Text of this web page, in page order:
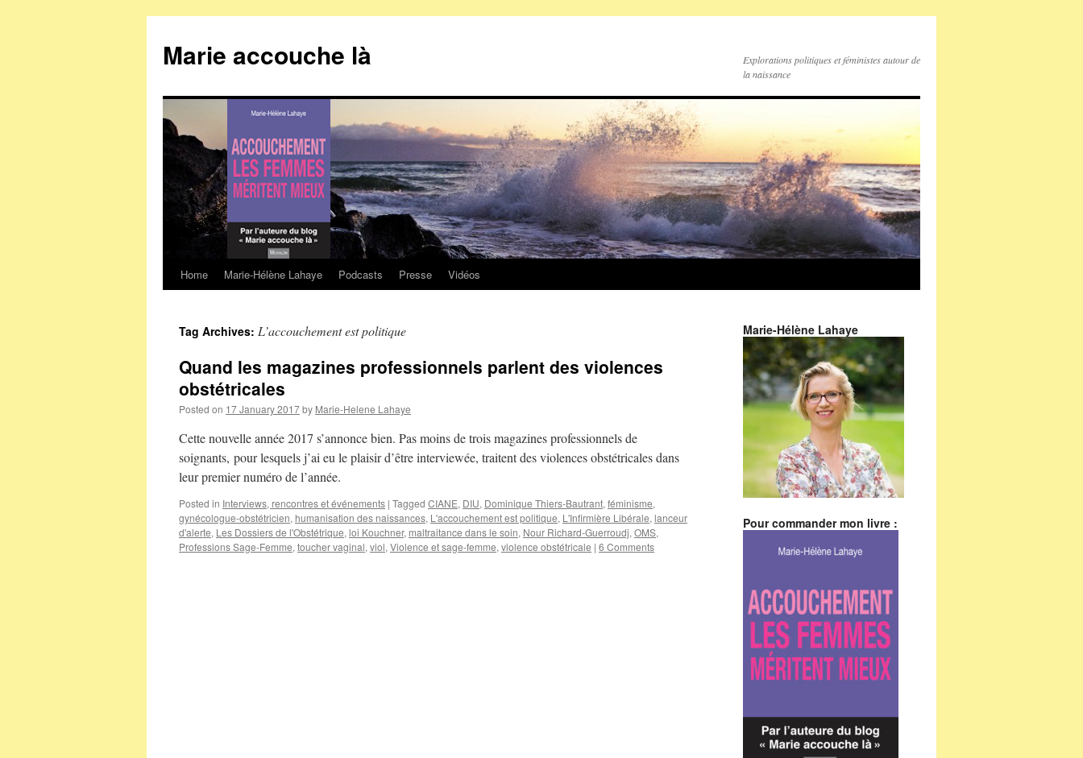
Marie accouche là
Explorations politiques et féministes autour de
la naissance
Skip
content
Home Marie-Hélène Lahaye Podcasts Presse Vidéos
Tag Archives: L’accouchement est politique
Quand les magazines professionnels parlent des violences
obstétricales
Posted on 17 January 2017by Marie-Helene Lahaye
Cette nouvelle année 2017 s’annonce bien. Pas moins de trois magazines professionnels de
soignants, pour lesquels j’ai eu le plaisir d’être interviewée, traitent des violences obstétricales dans
leur premier numéro de l’année.
Posted in Interviews, rencontres et événements | Tagged CIANE, DIU, Dominique Thiers-Bautrant, féminisme,
gynécologue-obstétricien, humanisation des naissances, L'accouchement est politique, L'Infirmière Libérale, lanceur
d'alerte, Les Dossiers de l'Obstétrique, loi Kouchner, maltraitance dans le soin, Nour Richard-Guerroudj, OMS,
Professions Sage-Femme, toucher vaginal, viol, Violence et sage-femme, violence obstétricale | 6 Comments
Marie-Hélène Lahaye
Pour commander mon livre :